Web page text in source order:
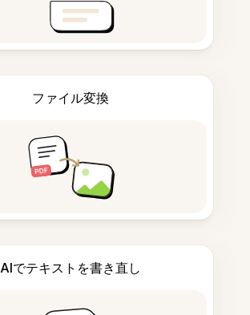
ファイル変換
AIでテキストを書き直し